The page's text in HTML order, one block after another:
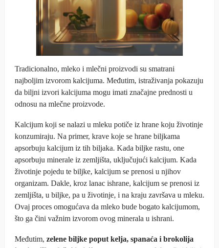
Tradicionalno, mleko i mlečni proizvodi su smatrani
najboljim izvorom kalcijuma. Međutim, istraživanja pokazuju
da biljni izvori kalcijuma mogu imati značajne prednosti u
odnosu na mlečne proizvode.
Kalcijum koji se nalazi u mleku potiče iz hrane koju životinje
konzumiraju. Na primer, krave koje se hrane biljkama
apsorbuju kalcijum iz tih biljaka. Kada biljke rastu, one
apsorbuju minerale iz zemljišta, uključujući kalcijum. Kada
životinje pojedu te biljke, kalcijum se prenosi u njihov
organizam. Dakle, kroz lanac ishrane, kalcijum se prenosi iz
zemljišta, u biljke, pa u životinje, i na kraju završava u mleku.
Ovaj proces omogućava da mleko bude bogato kalcijumom,
što ga čini važnim izvorom ovog minerala u ishrani.
Međutim, zelene biljke poput kelja, spanaća i brokolija